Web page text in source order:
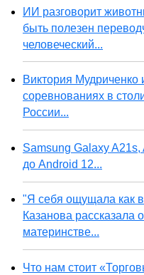
ИИ разговорит
быть полезен
человеческий...
Виктория Мудриченко
соревнованиях в
России...
Samsung Galaxy
до Android 12...
"Я себя ощущала как
Казанова рассказала
материнстве...
Что нам стоит